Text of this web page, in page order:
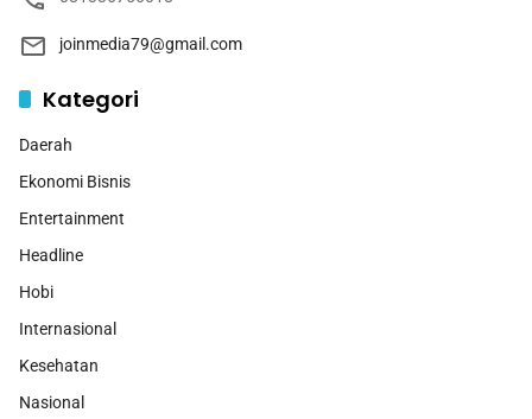
joinmedia79@gmail.com
Kategori
Daerah
Ekonomi Bisnis
Entertainment
Headline
Hobi
Internasional
Kesehatan
Nasional